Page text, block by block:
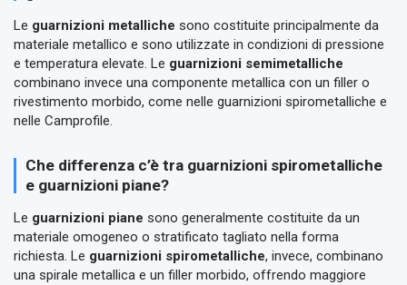
Le guarnizioni metalliche sono costituite principalmente da
materiale metallico e sono utilizzate in condizioni di pressione
e temperatura elevate. Le guarnizioni semimetalliche
combinano invece una componente metallica con un filler o
rivestimento morbido, come nelle guarnizioni spirometalliche e
nelle Camprofile.
Che differenza c’è tra guarnizioni spirometalliche
e guarnizioni piane?
Le guarnizioni piane sono generalmente costituite da un
materiale omogeneo o stratificato tagliato nella forma
richiesta. Le guarnizioni spirometalliche, invece, combinano
una spirale metallica e un filler morbido, offrendo maggiore